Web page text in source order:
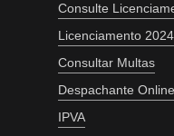
Consulte
Licenciamento 2024
Consultar Multas
Despachante Online
IPVA